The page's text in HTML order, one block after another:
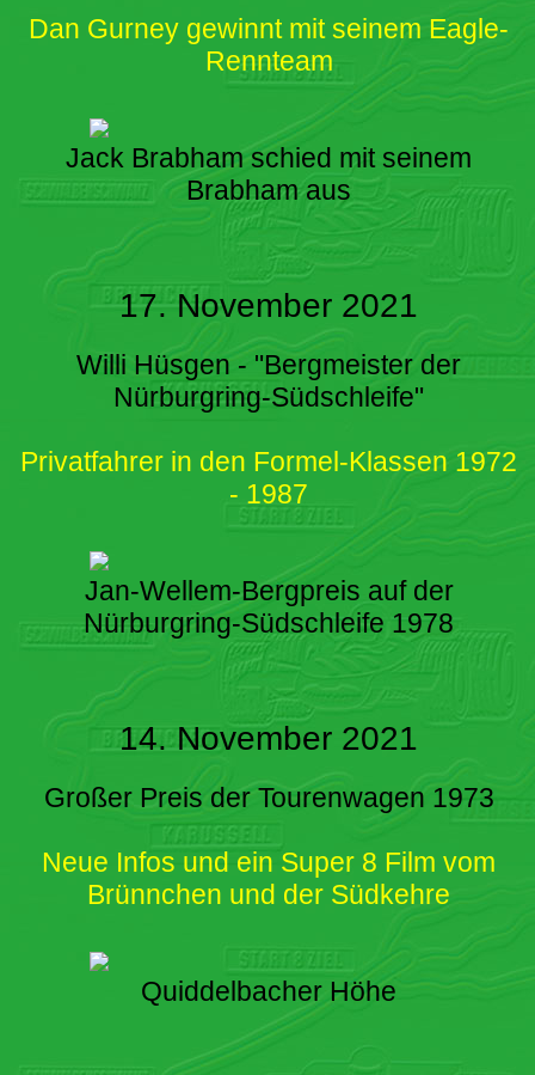
Dan Gurney gewinnt mit seinem Eagle-
Rennteam
Jack Brabham schied mit seinem
Brabham aus
17. November 2021
Willi Hüsgen - "Bergmeister der
Nürburgring-Südschleife"
Privatfahrer in den Formel-Klassen 1972
- 1987
Jan-Wellem-Bergpreis auf der
Nürburgring-Südschleife 1978
14. November 2021
Großer Preis der Tourenwagen 1973
Neue Infos und ein Super 8 Film vom
Brünnchen und der Südkehre
Quiddelbacher Höhe